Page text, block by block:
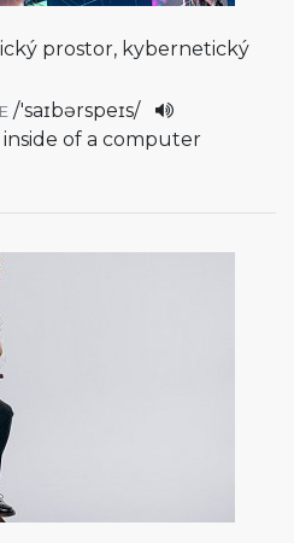
prostor, kybernetický
/'saɪbərspeɪs/
of a computer